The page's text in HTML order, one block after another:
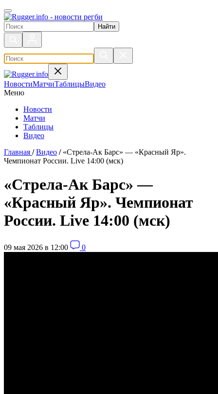
Поиск по сайту
НовостиМатчиТаблицыВидео
Меню
Новости
Матчи
Таблицы
Видео
Главная / Видео / «Стрела-Ак Барс» — «Красный Яр».
Чемпионат России. Live 14:00 (мск)
«Стрела-Ак Барс» —
«Красный Яр». Чемпионат
России. Live 14:00 (мск)
09 мая 2026 в 12:00 0